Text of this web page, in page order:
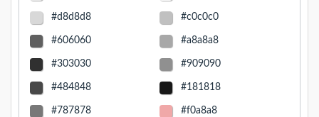
#d8d8d8 #c0c0c0
#606060 #a8a8a8
#303030 #909090
#484848 #181818
#787878 #f0a8a8